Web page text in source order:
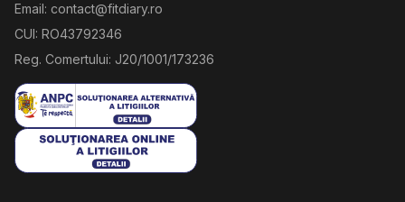
Email: contact@fitdiary.ro
CUI: RO43792346
Reg. Comertului: J20/1001/173236